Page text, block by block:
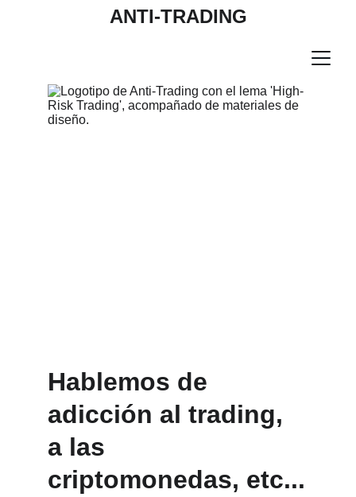
ANTI-TRADING
Hablemos de
adicción al trading,
a las
criptomonedas, etc...